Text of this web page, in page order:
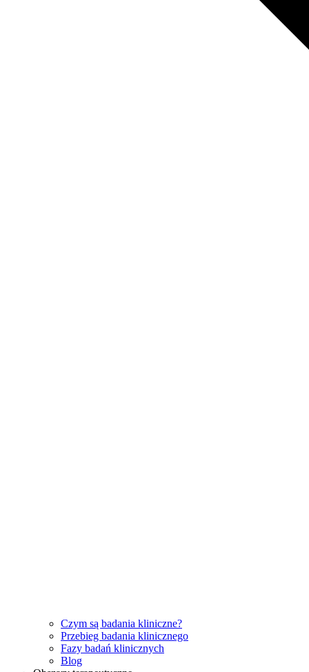
Czym są badania kliniczne?
Przebieg badania klinicznego
Fazy badań klinicznych
Blog